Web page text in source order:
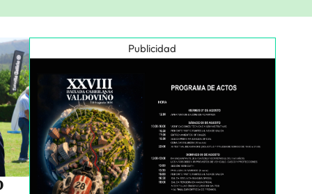
Publicidad